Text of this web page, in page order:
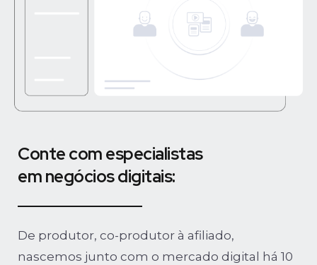
Conte com especialistas
em negócios digitais:
De produtor, co-produtor à afiliado,
nascemos junto com o mercado digital há 10